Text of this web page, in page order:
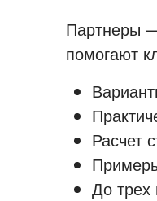
Партнеры
помогают
Расчет
До трех